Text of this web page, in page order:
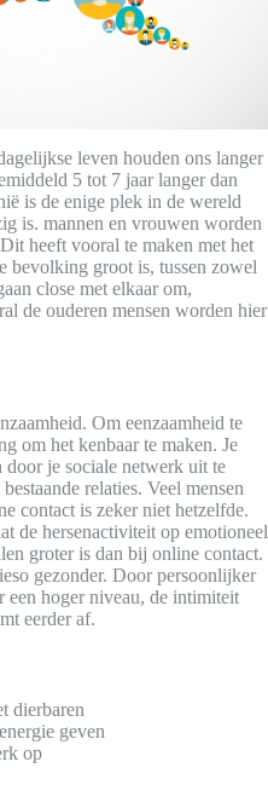
leven houden ons langer
5 tot 7 jaar langer dan
is de enige plek in de wereld
is. mannen en vrouwen worden
heeft vooral te maken met het
bevolking groot is, tussen zowel
close met elkaar om,
de ouderen mensen worden hier
Om eenzaamheid te
om het kenbaar te maken. Je
door je sociale netwerk uit te
relaties. Veel mensen
contact is zeker niet hetzelfde.
de hersenactiviteit op emotioneel
groter is dan bij online contact.
gezonder. Door persoonlijker
een hoger niveau, de intimiteit
eerder af.
dierbaren
geven
op